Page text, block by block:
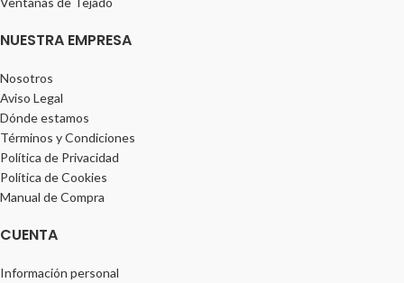
NUESTRA EMPRESA
Nosotros
Aviso Legal
Dónde estamos
Términos y Condiciones
Política de Privacidad
Política de Cookies
Manual de Compra
CUENTA
Información personal